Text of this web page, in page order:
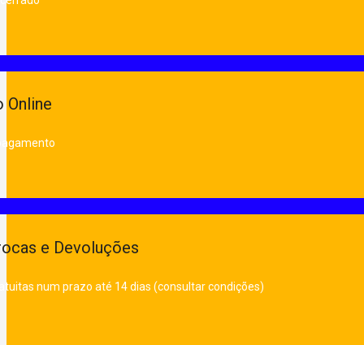
Online
e Devoluções
num prazo até 14 dias (consultar condições)